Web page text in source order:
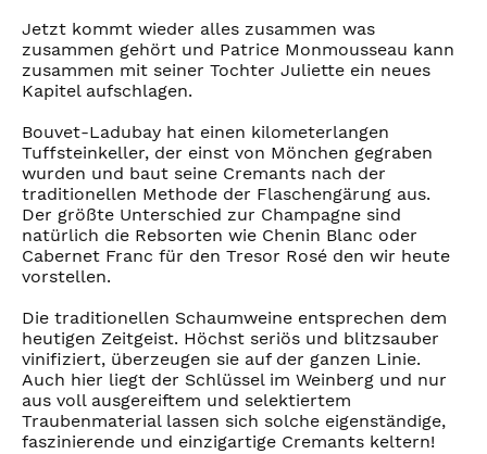
Jetzt kommt wieder alles zusammen was
zusammen gehört und Patrice Monmousseau kann
zusammen mit seiner Tochter Juliette ein neues
Kapitel aufschlagen.
Bouvet-Ladubay hat einen kilometerlangen
Tuffsteinkeller, der einst von Mönchen gegraben
wurden und baut seine Cremants nach der
traditionellen Methode der Flaschengärung aus.
Der größte Unterschied zur Champagne sind
natürlich die Rebsorten wie Chenin Blanc oder
Cabernet Franc für den Tresor Rosé den wir heute
vorstellen.
Die traditionellen Schaumweine entsprechen dem
heutigen Zeitgeist. Höchst seriös und blitzsauber
vinifiziert, überzeugen sie auf der ganzen Linie.
Auch hier liegt der Schlüssel im Weinberg und nur
aus voll ausgereiftem und selektiertem
Traubenmaterial lassen sich solche eigenständige,
faszinierende und einzigartige Cremants keltern!